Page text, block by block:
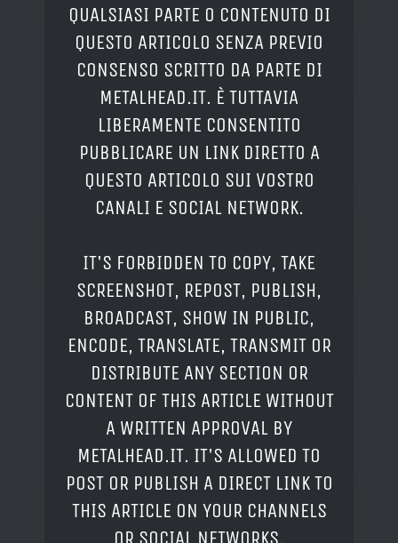
QUALSIASI PARTE O CONTENUTO DI
QUESTO ARTICOLO SENZA PREVIO
CONSENSO SCRITTO DA PARTE DI
METALHEAD.IT. È TUTTAVIA
LIBERAMENTE CONSENTITO
PUBBLICARE UN LINK DIRETTO A
QUESTO ARTICOLO SUI VOSTRO
CANALI E SOCIAL NETWORK.
IT'S FORBIDDEN TO COPY, TAKE
SCREENSHOT, REPOST, PUBLISH,
BROADCAST, SHOW IN PUBLIC,
ENCODE, TRANSLATE, TRANSMIT OR
DISTRIBUTE ANY SECTION OR
CONTENT OF THIS ARTICLE WITHOUT
A WRITTEN APPROVAL BY
METALHEAD.IT. IT'S ALLOWED TO
POST OR PUBLISH A DIRECT LINK TO
THIS ARTICLE ON YOUR CHANNELS
OR SOCIAL NETWORKS.